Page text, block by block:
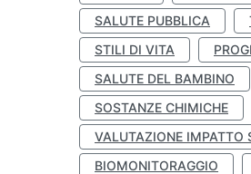
SALUTE PUBBLICA
STILI DI VITA
SALUTE DEL BAMBINO
SOSTANZE CHIMICHE
VALUTAZIONE IMPATTO
BIOMONITORAGGIO